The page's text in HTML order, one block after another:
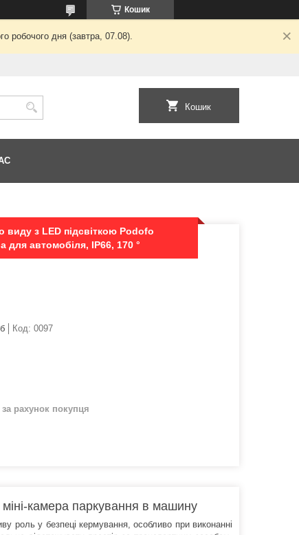
Кошик
робочого дня (завтра, 07.08).
Кошик
виду з LED підсвіткою Podofo
для автомобіля, IP66, 170 °
Код: 0097
за рахунок покупця
камера паркування в машину
роль у безпеці кермування, особливо при виконанні